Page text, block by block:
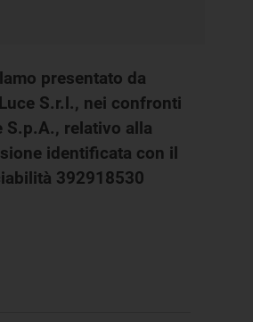
presentato da
S.r.l., nei confronti
relativo alla
identificata con il
392918530